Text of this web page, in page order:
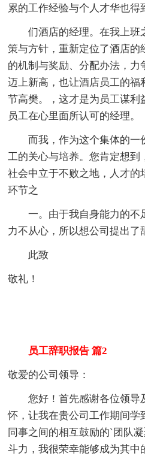
累的工作经验与个人才华也得
们酒店的经理。在我上班
策与方针，重新定位了酒店的
的机制与奖励、分配办法，力
迈上新高，也让酒店员工的福
节高樊。，这才是为员工谋利
员工在心里面所认可的经理。
而我，作为这个集体的一
工的关心与培养。您肯定想到
社会中立于不败之地，人才的
环节之
一。由于我自身能力的不
力不从心，所以想公司提出了
此致
敬礼！
员工辞职报告 篇2
敬爱的公司领导：
您好！首先感谢各位领导
怀，让我在贵公司工作期间学
同事之间的相互鼓励的`团队
斗力，我很荣幸能够成为其中